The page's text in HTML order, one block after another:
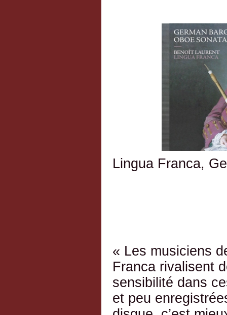
Lingua Franca,
« Les musiciens
Franca rivalisent
sensibilité dans
et peu